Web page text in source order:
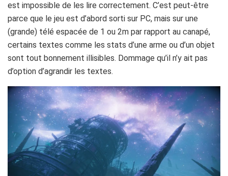
est impossible de les lire correctement. C’est peut-être
parce que le jeu est d’abord sorti sur PC, mais sur une
(grande) télé espacée de 1 ou 2m par rapport au canapé,
certains textes comme les stats d’une arme ou d’un objet
sont tout bonnement illisibles. Dommage qu’il n’y ait pas
d’option d’agrandir les textes.